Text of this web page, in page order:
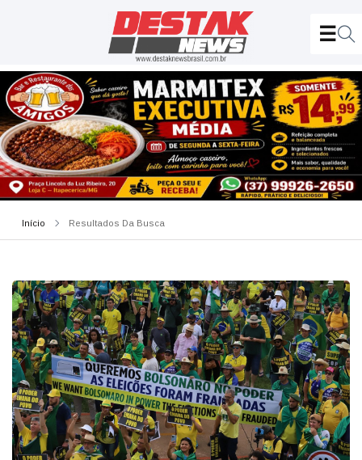
Início Resultados Da Busca